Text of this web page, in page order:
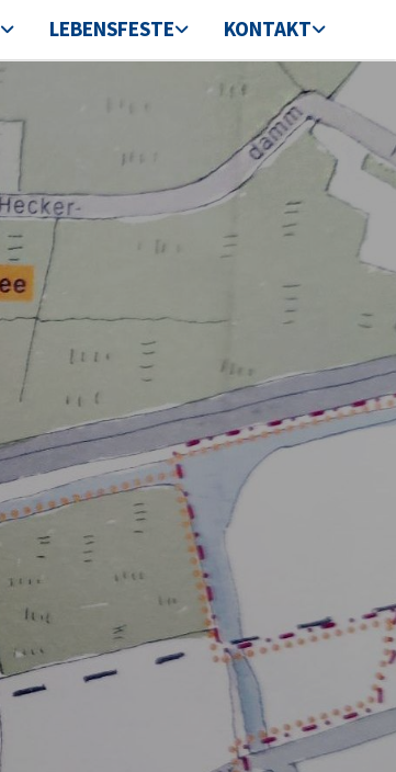
LEBENSFESTE KONTAKT